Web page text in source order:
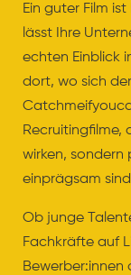
Ein guter Film
lässt Ihre
echten Einblick
dort, wo sich
wirken, sondern
einprägsam
Ob junge
Fachkräfte auf
Bewerber:innen